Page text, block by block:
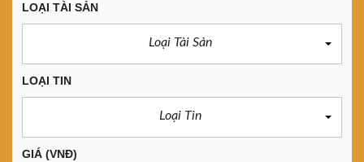
LOẠI TÀI SẢN
Loại Tài Sản
LOẠI TIN
Loại Tin
GIÁ (VNĐ)